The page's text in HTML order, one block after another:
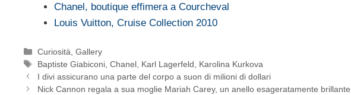
Chanel, boutique effimera a Courcheval
Louis Vuitton, Cruise Collection 2010
Categorie
Curiosità ,Gallery
Tag
Baptiste Giabiconi ,Chanel Karl Lagerfeld
Karolina Kurkova
I divi assicurano una parte del corpo a suon di milioni di dollari
Nick Cannon regala a sua moglie Mariah Carey, un anello esageratamente brillante